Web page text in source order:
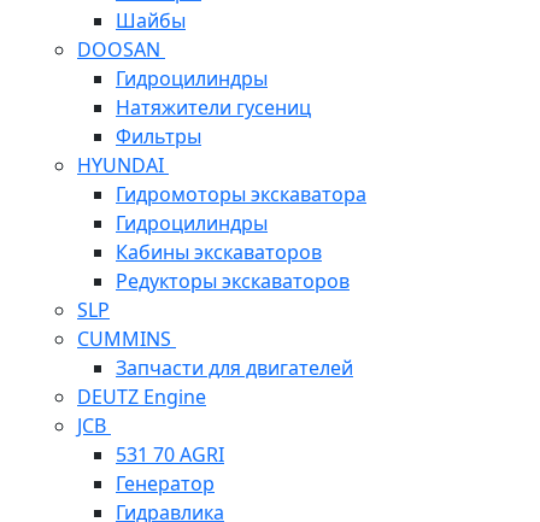
Шайбы
DOOSAN
Гидроцилиндры
Натяжители гусениц
Фильтры
HYUNDAI
Гидромоторы экскаватора
Гидроцилиндры
Кабины экскаваторов
Редукторы экскаваторов
SLP
CUMMINS
Запчасти для двигателей
DEUTZ Engine
JCB
531 70 AGRI
Генератор
Гидравлика